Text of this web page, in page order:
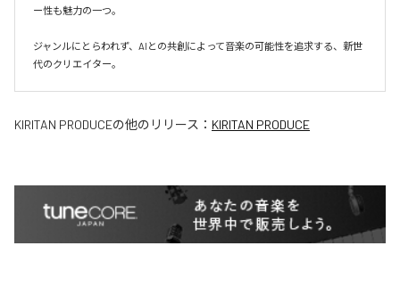
ー性も魅力の一つ。
ジャンルにとらわれず、AIとの共創によって音楽の可能性を追求する、新世
代のクリエイター。
KIRITAN PRODUCEの他のリリース： KIRITAN PRODUCE